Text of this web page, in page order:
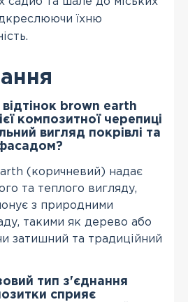
їхню
brown earth
композитної черепиці
вигляд покрівлі та
(коричневий) надає
та теплого вигляду,
з природними
такими як дерево або
затишний та традиційний
тип з'єднання
сприяє